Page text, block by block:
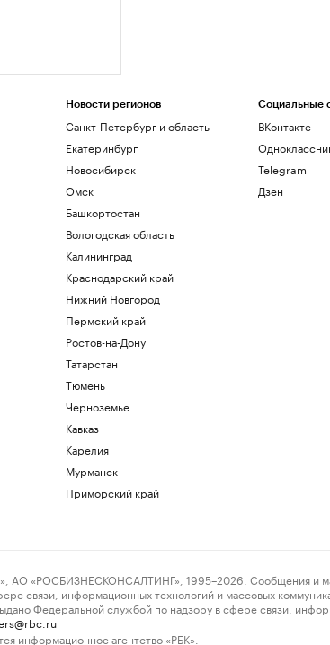
Новости регионов
Санкт-Петербург и область
Екатеринбург
Новосибирск
Омск
Башкортостан
Вологодская область
Калининград
Краснодарский край
Нижний Новгород
Пермский край
Ростов-на-Дону
Татарстан
Тюмень
Черноземье
Кавказ
Карелия
Мурманск
Приморский край
Социальные
ВКонтакте
Telegram
Дзен
«РОСБИЗНЕСКОНСАЛТИНГ», 1995–2026. Сообщения и
связи, информационных технологий и массовых
Федеральной службой по надзору в сфере связи,
информационное агентство «РБК».